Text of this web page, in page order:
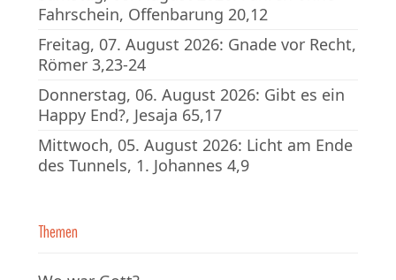
Fahrschein, Offenbarung 20,12
Freitag, 07. August 2026: Gnade vor Recht,
Römer 3,23-24
Donnerstag, 06. August 2026: Gibt es ein
Happy End?, Jesaja 65,17
Mittwoch, 05. August 2026: Licht am Ende
des Tunnels, 1. Johannes 4,9
Themen